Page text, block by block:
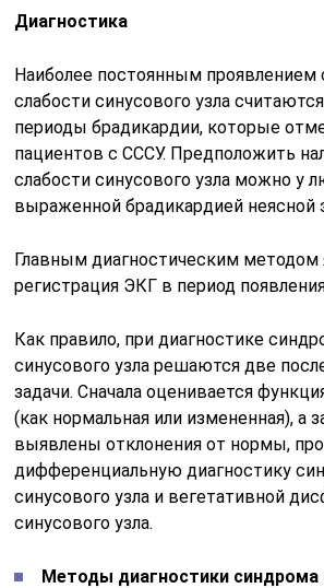
Диагностика
Наиболее постоянным проявлением
слабости синусового узла
периоды брадикардии, которые
пациентов с СССУ. Предположить
слабости синусового узла можно у
выраженной брадикардией неясной
Главным диагностическим методом
регистрация ЭКГ в период
Как правило, при диагностике
синусового узла решаются две
задачи. Сначала оценивается
(как нормальная или измененная), а
выявлены отклонения от нормы,
дифференциальную диагностику
синусового узла и вегетативной
синусового узла.
Методы диагностики синдрома